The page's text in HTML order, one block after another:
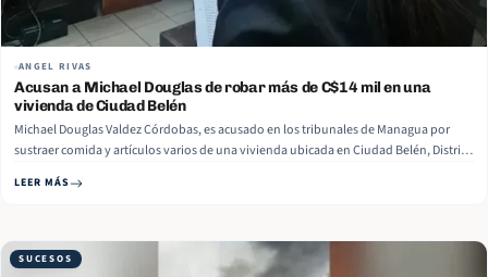
ANGEL RIVAS
Acusan a Michael Douglas de robar más de C$14 mil en una
vivienda de Ciudad Belén
Michael Douglas Valdez Córdobas, es acusado en los tribunales de Managua por
sustraer comida y artículos varios de una vivienda ubicada en Ciudad Belén, Distrito
motocicleta que estaba en la vivienda, la cual tiene… Read More
LEER MÁS
SUCESOS